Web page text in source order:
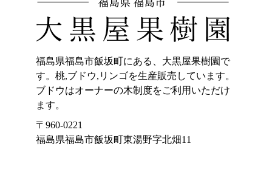
福島県福島市飯坂町にある、大黒屋果樹園で
す。桃,ブドウ,リンゴを生産販売しています。
ブドウはオーナーの木制度をご利用いただけ
ます。
〒960-0221
福島県福島市飯坂町東湯野字北畑11